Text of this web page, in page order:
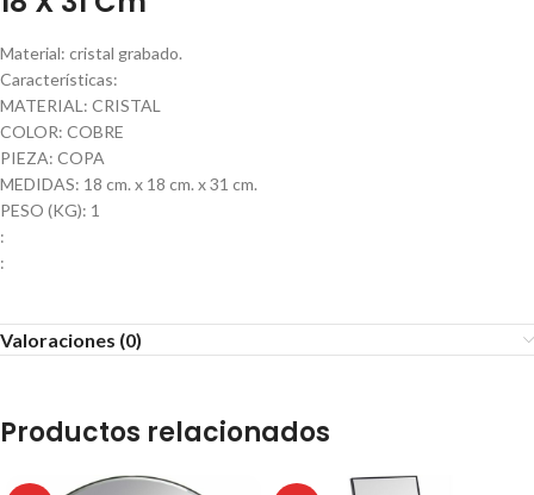
Material: cristal grabado.
Características:
MATERIAL: CRISTAL
COLOR: COBRE
PIEZA: COPA
MEDIDAS: 18 cm. x 18 cm. x 31 cm.
PESO (KG): 1
:
:
Valoraciones (0)
Productos relacionados